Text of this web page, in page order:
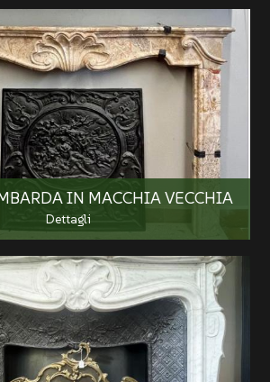
IN MACCHIA VECCHIA
Dettagli